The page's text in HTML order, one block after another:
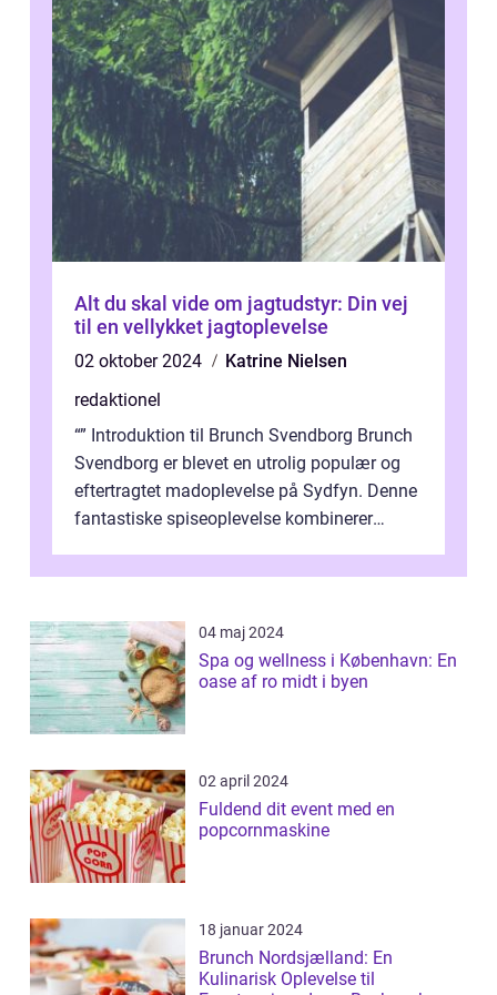
Alt du skal vide om jagtudstyr: Din vej
til en vellykket jagtoplevelse
02 oktober 2024
Katrine Nielsen
redaktionel
“” Introduktion til Brunch Svendborg Brunch
Svendborg er blevet en utrolig populær og
eftertragtet madoplevelse på Sydfyn. Denne
fantastiske spiseoplevelse kombinerer
04 maj 2024
Spa og wellness i København: En
oase af ro midt i byen
02 april 2024
Fuldend dit event med en
popcornmaskine
18 januar 2024
Brunch Nordsjælland: En
Kulinarisk Oplevelse til